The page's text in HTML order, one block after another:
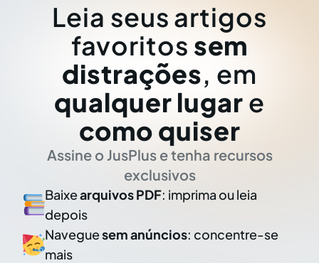
Leia seus artigos
favoritos sem
distrações, em
qualquer lugar e
como quiser
Assine o JusPlus e tenha recursos
exclusivos
Baixearquivos PDF: imprima ou leia
depois
Naveguesem anúncios: concentre-se
mais